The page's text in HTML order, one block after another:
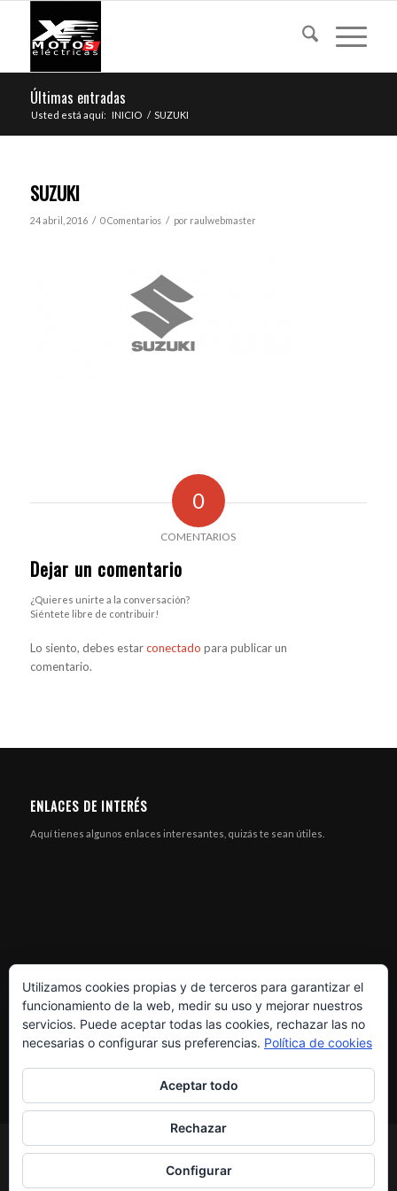
Últimas entradas
Usted está aquí: INICIO / SUZUKI
SUZUKI
24 abril, 2016 / 0 Comentarios / por raulwebmaster
0
COMENTARIOS
Dejar un comentario
¿Quieres unirte a la conversación?
Siéntete libre de contribuir!
Lo siento, debes estarconectado para publicar un
comentario.
ENLACES DE INTERÉS
Aquí tienes algunos enlaces interesantes, quizás te sean útiles.
© Copyright - XR MOTOS - Soluciones eléctricas -Enfold Theme by Kriesi
Utilizamos cookies propias y de terceros para garantizar el
funcionamiento de la web, medir su uso y mejorar nuestros
servicios. Puede aceptar todas las cookies, rechazar las no
necesarias o configurar sus preferencias. Política de cookies
Aceptar todo
Rechazar
Configurar